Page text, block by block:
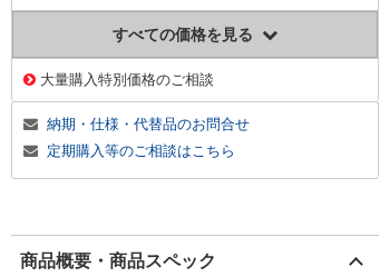
すべての価格を見る
大量購入特別価格のご相談
納期・仕様・代替品のお問合せ
定期購入等のご相談はこちら
商品概要・商品スペック